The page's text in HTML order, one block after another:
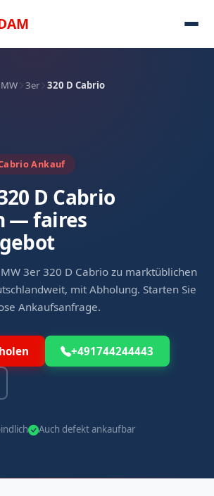
3er 320 D Cabrio
Ankauf
D Cabrio
— faires
3er 320 D Cabrio zu marktüblichen
mit Abholung. Starten Sie
Ankaufsanfrage.
+491744244443
Auch defekt ankaufbar